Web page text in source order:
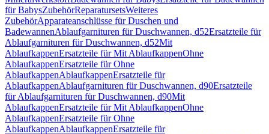
für BabysZubehörReparatursetsWeiteres
ZubehörApparateanschlüsse für Duschen und
BadewannenAblaufgarnituren für Duschwannen, d52Ersatzteile für
Ablaufgarnituren für Duschwannen, d52Mit
AblaufkappenErsatzteile für Mit AblaufkappenOhne
AblaufkappenErsatzteile für Ohne
AblaufkappenAblaufkappenErsatzteile für
AblaufkappenAblaufgarnituren für Duschwannen, d90Ersatzteile
für Ablaufgarnituren für Duschwannen, d90Mit
AblaufkappenErsatzteile für Mit AblaufkappenOhne
AblaufkappenErsatzteile für Ohne
AblaufkappenAblaufkappenErsatzteile für